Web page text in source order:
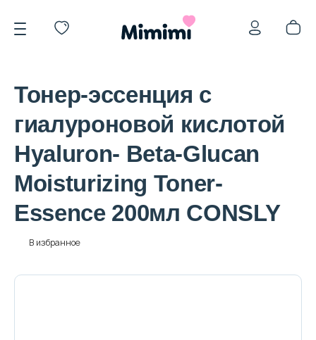
*OVERSTOCK -30%
Уход за лицом
Тонер-эссенция с
гиалуроновой кислотой
Hyaluron- Beta-Glucan
Moisturizing Toner-
Essence 200мл CONSLY
В избранное